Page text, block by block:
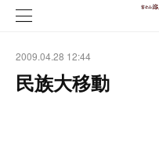
2009.04.28 12:44
民族大移動